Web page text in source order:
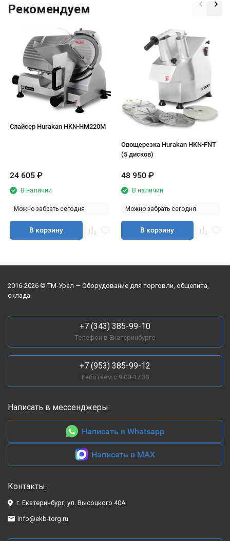
Рекомендуем
Слайсер Hurakan HKN-HM220М
24 605 ₽
В наличии
Можно забрать сегодня
В корзину
Овощерезка Hurakan HKN-FNT
(5 дисков)
48 950 ₽
В наличии
Можно забрать сегодня
В корзину
2016-2026 © ТМ-Урал — Оборудование для торговли, общепита,
склада
+7 (343) 385-99-10
Телефон в Екатеринбурге
+7 (953) 385-99-12
Работаем с 9:00-17:30
Написать в мессенджеры:
Написать в Whatsapp
Написать в MAX
Контакты:
г. Екатеринбург, ул. Высоцкого 40А
info@ekb-torg.ru